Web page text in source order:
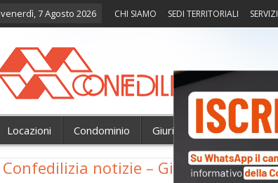
venerdì, 7 Agosto 2026 CHI SIAMO SEDI TERRITORIALI SERVIZI
Locazioni Condominio Giurisprudenza Fisco
Confedilizia notizie – Giugno 2018